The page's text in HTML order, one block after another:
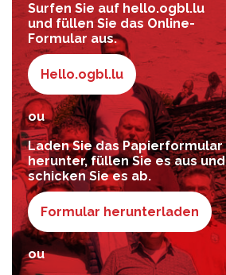
Surfen Sie auf hello.ogbl.lu
und füllen Sie das Online-
Formular aus.
Hello.ogbl.lu
ou
Laden Sie das Papierformular
herunter, füllen Sie es aus und
schicken Sie es ab.
Formular herunterladen
ou